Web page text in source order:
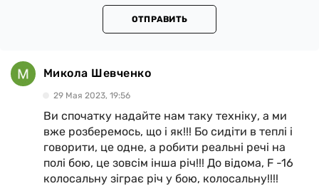
ОТПРАВИТЬ
Микола Шевченко
29 Мая 2023, 19:56
Ви спочатку надайте нам таку техніку, а ми
вже розберемось, що і як!!! Бо сидіти в теплі і
говорити, це одне, а робити реальні речі на
полі бою, це зовсім інша річ!!! До відома, F -16
колосальну зіграє річ у бою, колосальну!!!!